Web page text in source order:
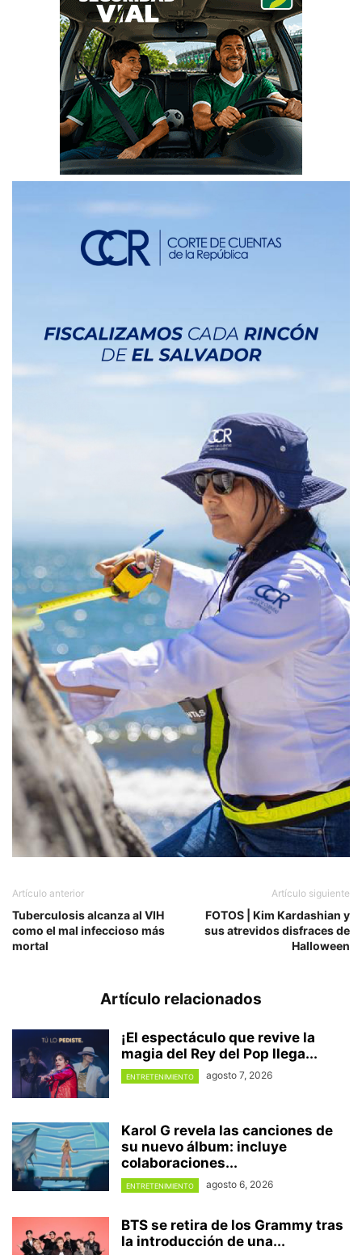
Artículo anterior
Tuberculosis alcanza al VIH
como el mal infeccioso más
mortal
Artículo siguiente
FOTOS | Kim Kardashian y
sus atrevidos disfraces de
Halloween
Artículo relacionados
¡El espectáculo que revive la
magia del Rey del Pop llega...
ENTRETENIMIENTO agosto 7, 2026
Karol G revela las canciones de
su nuevo álbum: incluye
colaboraciones...
ENTRETENIMIENTO agosto 6, 2026
BTS se retira de los Grammy tras
la introducción de una...